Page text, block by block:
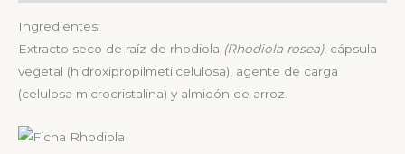
Ingredientes:
Extracto seco de raíz de rhodiola (Rhodiola rosea), cápsula
vegetal (hidroxipropilmetilcelulosa), agente de carga
(celulosa microcristalina) y almidón de arroz.